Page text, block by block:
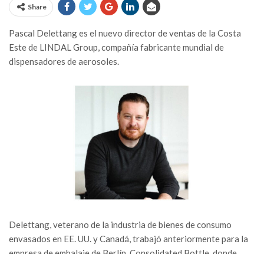
Share
Pascal Delettang es el nuevo director de ventas de la Costa
Este de LINDAL Group, compañía fabricante mundial de
dispensadores de aerosoles.
Delettang, veterano de la industria de bienes de consumo
envasados en EE. UU. y Canadá, trabajó anteriormente para la